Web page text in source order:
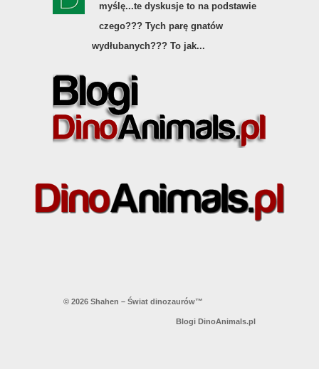
myślę...te dyskusje to na podstawie
czego??? Tych parę gnatów
wydłubanych??? To jak...
© 2026 Shahen – Świat dinozaurów™
Blogi DinoAnimals.pl